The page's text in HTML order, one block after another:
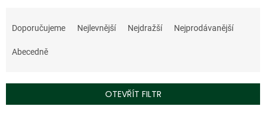
a
e
í
r
Doporučujeme Nejlevnější Nejdražší Nejprodávanější
Abecedně
OTEVŘÍT FILTR